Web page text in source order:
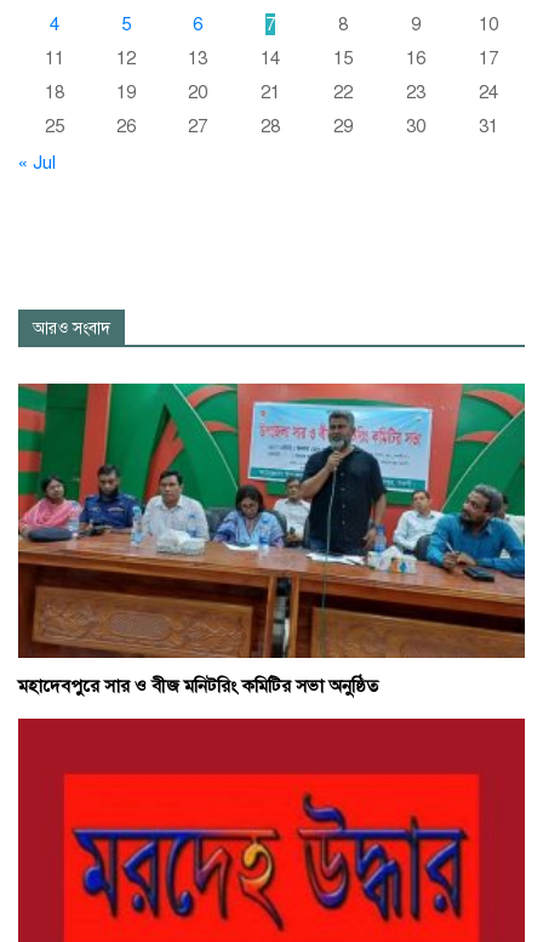
4
5 6 7 8 9
10
11
12 13 14 15 16
17
18
19 20 21 22 23
24
25
26 27 28 29 30
31
« Jul
আরও সংবাদ
মহাদেবপুরে সার ও বীজ মনিটরিং কমিটির সভা অনুষ্ঠিত